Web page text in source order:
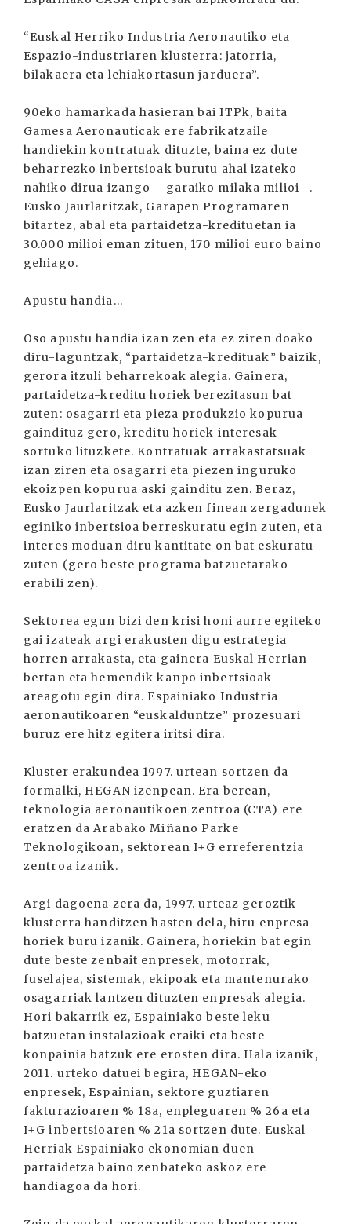
“Euskal Herriko Industria Aeronautiko eta
Espazio-industriaren klusterra: jatorria,
bilakaera eta lehiakortasun jarduera”.
90eko hamarkada hasieran bai ITPk, baita
Gamesa Aeronauticak ere fabrikatzaile
handiekin kontratuak dituzte, baina ez dute
beharrezko inbertsioak burutu ahal izateko
nahiko dirua izango —garaiko milaka milioi—.
Eusko Jaurlaritzak, Garapen Programaren
bitartez, abal eta partaidetza-kredituetan ia
30.000 milioi eman zituen, 170 milioi euro baino
gehiago.
Apustu handia...
Oso apustu handia izan zen eta ez ziren doako
diru-laguntzak, “partaidetza-kredituak” baizik,
gerora itzuli beharrekoak alegia. Gainera,
partaidetza-kreditu horiek berezitasun bat
zuten: osagarri eta pieza produkzio kopurua
gaindituz gero, kreditu horiek interesak
sortuko lituzkete. Kontratuak arrakastatsuak
izan ziren eta osagarri eta piezen inguruko
ekoizpen kopurua aski gainditu zen. Beraz,
Eusko Jaurlaritzak eta azken finean zergadunek
eginiko inbertsioa berreskuratu egin zuten, eta
interes moduan diru kantitate on bat eskuratu
zuten (gero beste programa batzuetarako
erabili zen).
Sektorea egun bizi den krisi honi aurre egiteko
gai izateak argi erakusten digu estrategia
horren arrakasta, eta gainera Euskal Herrian
bertan eta hemendik kanpo inbertsioak
areagotu egin dira. Espainiako Industria
aeronautikoaren “euskalduntze” prozesuari
buruz ere hitz egitera iritsi dira.
Kluster erakundea 1997. urtean sortzen da
formalki, HEGAN izenpean. Era berean,
teknologia aeronautikoen zentroa (CTA) ere
eratzen da Arabako Miñano Parke
Teknologikoan, sektorean I+G erreferentzia
zentroa izanik.
Argi dagoena zera da, 1997. urteaz geroztik
klusterra handitzen hasten dela, hiru enpresa
horiek buru izanik. Gainera, horiekin bat egin
dute beste zenbait enpresek, motorrak,
fuselajea, sistemak, ekipoak eta mantenurako
osagarriak lantzen dituzten enpresak alegia.
Hori bakarrik ez, Espainiako beste leku
batzuetan instalazioak eraiki eta beste
konpainia batzuk ere erosten dira. Hala izanik,
2011. urteko datuei begira, HEGAN-eko
enpresek, Espainian, sektore guztiaren
fakturazioaren % 18a, enpleguaren % 26a eta
I+G inbertsioaren % 21a sortzen dute. Euskal
Herriak Espainiako ekonomian duen
partaidetza baino zenbateko askoz ere
handiagoa da hori.